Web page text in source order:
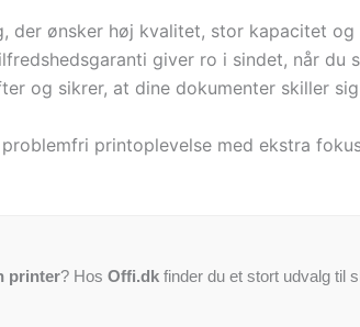
ønsker høj kvalitet, stor kapacitet og
giver ro i sindet, når du
og sikrer, at dine dokumenter skiller
printoplevelse med ekstra
printer? Hos Offi.dk finder du et stort udvalg til